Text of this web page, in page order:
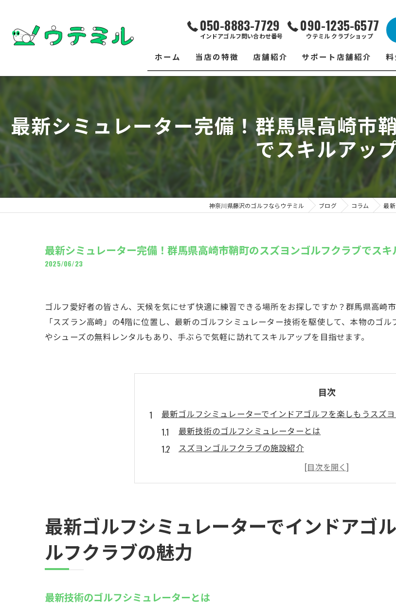
050-8883-7729
インドアゴルフ問い合わせ番号
090-1235-6577
ウテミル クラブショップ
ホーム 当店の特徴
練習場
フィッティング
クラブショップ
店舗紹介
ウテミル 浦安駅前店
市原インドアゴルフ
ウテミルスクール高崎店
サポート店舗紹介
シミュレーションゴルフ
スズヨンゴルフクラブ(SUZU4-
料
最新シミュレーター完備！群馬県高崎市
でスキルアッ
神奈川県藤沢のゴルフならウテミル ブログ コラム 最
最新シミュレーター完備！群馬県高崎市鞘町のスズヨンゴルフクラブでスキ
2025/06/23
ゴルフ愛好者の皆さん、天候を気にせず快適に練習できる場所をお探しですか？群馬県高崎
「スズラン高崎」の4階に位置し、最新のゴルフシミュレーター技術を駆使して、本物のゴ
やシューズの無料レンタルもあり、手ぶらで気軽に訪れてスキルアップを目指せます。
目次
最新ゴルフシミュレーターでインドアゴルフを楽しもうスズ
最新技術のゴルフシミュレーターとは
スズヨンゴルフクラブの施設紹介
初心者から上級者までの対応力
スズヨンゴルフクラブの口コミ
群馬県高崎市のスズヨンゴルフクラブでスキルアップインド
インドアゴルフスクールの特長
効率的な練習法を学ぶ
最新ゴルフシミュレーターでインドアゴ
ルフクラブの魅力
最新技術のゴルフシミュレーターとは